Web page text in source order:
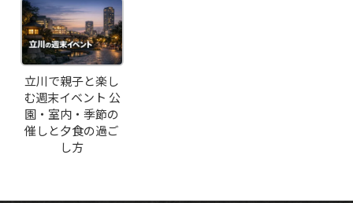
立川で親子と楽し
む週末イベント 公
園・室内・季節の
催しと夕食の過ご
し方